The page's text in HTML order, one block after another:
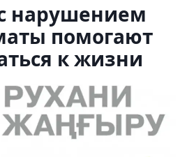
нарушением
помогают
к жизни